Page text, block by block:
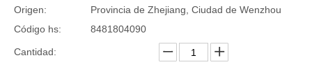
Origen:
Provincia de Zhejiang, Ciudad de Wenzhou
Código hs:
8481804090
Cantidad: